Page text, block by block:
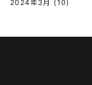
2024年3月 (10)